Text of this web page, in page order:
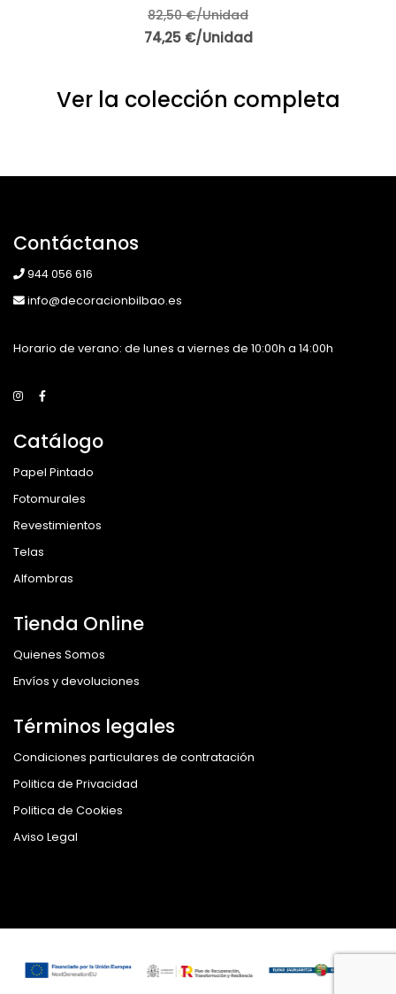
82,50 €/Unidad
74,25 €/Unidad
Ver la colección completa
Contáctanos
944 056 616
info@decoracionbilbao.es
Horario de verano: de lunes a viernes de 10:00h a 14:00h
Catálogo
Papel Pintado
Fotomurales
Revestimientos
Telas
Alfombras
Tienda Online
Quienes Somos
Envíos y devoluciones
Términos legales
Condiciones particulares de contratación
Politica de Privacidad
Politica de Cookies
Aviso Legal